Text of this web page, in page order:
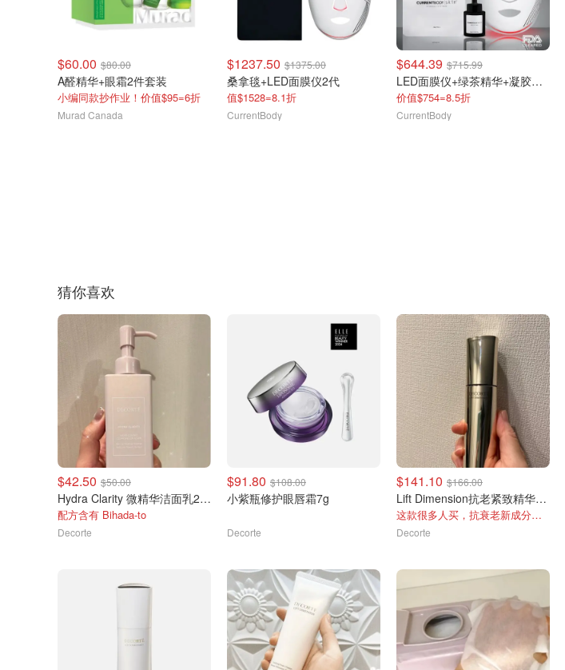
$60.00 $80.00
A醛精华+眼霜2件套装
小编同款抄作业！价值$95=6折
Murad Canada
$1237.50 $1375.00
桑拿毯+LED面膜仪2代
值$1528=8.1折
CurrentBody
$644.39 $715.99
LED面膜仪+绿茶精华+凝胶面膜套装
价值$754=8.5折
CurrentBody
猜你喜欢
$42.50 $50.00
Hydra Clarity 微精华洁面乳200ml
配方含有 Bihada-to
Decorte
$91.80 $108.00
小紫瓶修护眼唇霜7g
Decorte
$141.10 $166.00
Lift Dimension抗老紧致精华50ml
这款很多人买，抗衰老新成分—葡萄糖醛
Decorte